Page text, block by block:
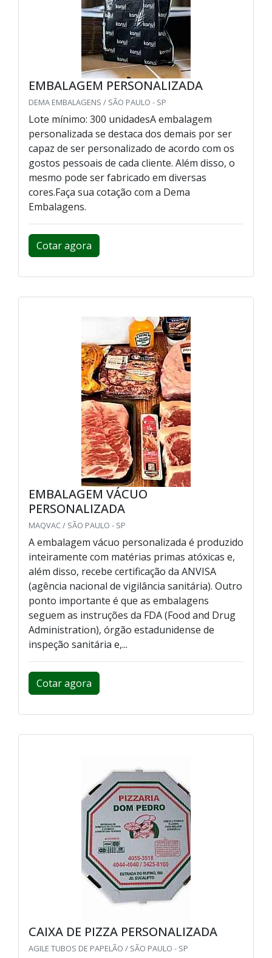
EMBALAGEM PERSONALIZADA
DEMA EMBALAGENS / SÃO PAULO - SP
Lote mínimo: 300 unidadesA embalagem
personalizada se destaca dos demais por ser
capaz de ser personalizado de acordo com os
gostos pessoais de cada cliente. Além disso, o
mesmo pode ser fabricado em diversas
cores.Faça sua cotação com a Dema
Embalagens.
Cotar agora
EMBALAGEM VÁCUO
PERSONALIZADA
MAQVAC / SÃO PAULO - SP
A embalagem vácuo personalizada é produzido
inteiramente com matérias primas atóxicas e,
além disso, recebe certificação da ANVISA
(agência nacional de vigilância sanitária). Outro
ponto importante é que as embalagens
seguem as instruções da FDA (Food and Drug
Administration), órgão estadunidense de
inspeção sanitária e,...
Cotar agora
CAIXA DE PIZZA PERSONALIZADA
AGILE TUBOS DE PAPELÃO / SÃO PAULO - SP